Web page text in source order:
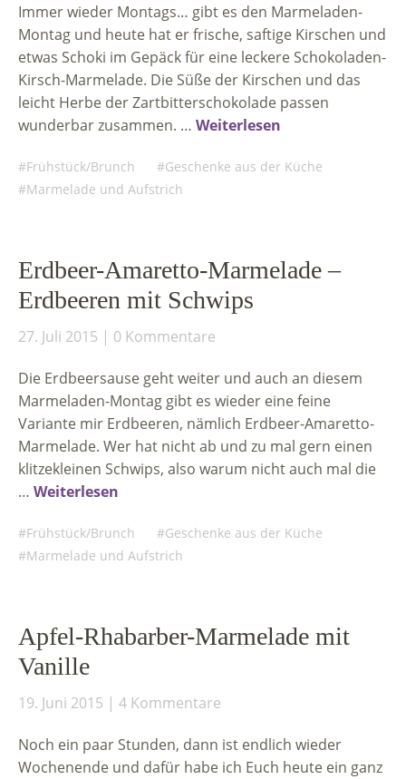
Immer wieder Montags… gibt es den Marmeladen-
Montag und heute hat er frische, saftige Kirschen und
etwas Schoki im Gepäck für eine leckere Schokoladen-
Kirsch-Marmelade. Die Süße der Kirschen und das
leicht Herbe der Zartbitterschokolade passen
wunderbar zusammen. … Weiterlesen
Frühstück/Brunch
Geschenke aus der Küche
Marmelade und Aufstrich
Erdbeer-Amaretto-Marmelade –
Erdbeeren mit Schwips
27. Juli 2015 0 Kommentare
Die Erdbeersause geht weiter und auch an diesem
Marmeladen-Montag gibt es wieder eine feine
Variante mir Erdbeeren, nämlich Erdbeer-Amaretto-
Marmelade. Wer hat nicht ab und zu mal gern einen
klitzekleinen Schwips, also warum nicht auch mal die
… Weiterlesen
Frühstück/Brunch
Geschenke aus der Küche
Marmelade und Aufstrich
Apfel-Rhabarber-Marmelade mit
Vanille
19. Juni 2015 4 Kommentare
Noch ein paar Stunden, dann ist endlich wieder
Wochenende und dafür habe ich Euch heute ein ganz